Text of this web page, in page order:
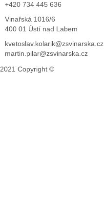
+420 734 445 636
Vinařská 1016/6
400 01 Ústí nad Labem
kvetoslav.kolarik@zsvinarska.cz
martin.pilar@zsvinarska.cz
2021 Copyright ©